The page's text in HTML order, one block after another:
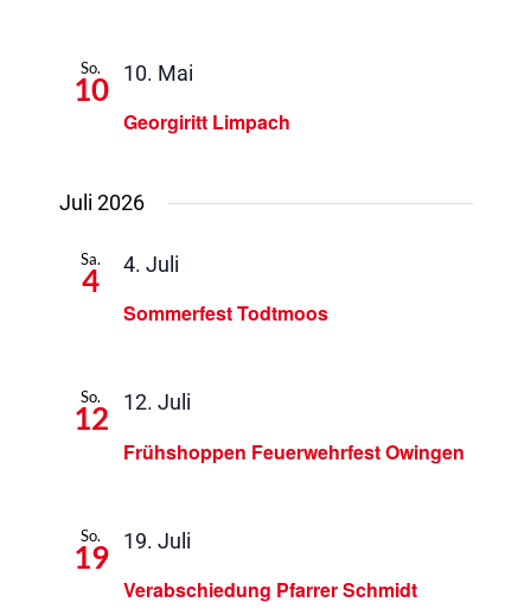
So.
10
Georgiritt Limpach
10. Mai
Juli 2026
Sa.
4
Sommerfest Todtmoos
4. Juli
So.
12
Frühshoppen Feuerwehrfest Owingen
12. Juli
So.
19
Verabschiedung Pfarrer Schmidt
19. Juli